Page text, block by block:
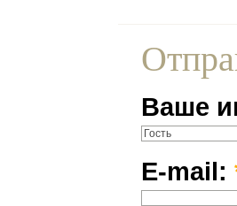
Ваше
E-mail: